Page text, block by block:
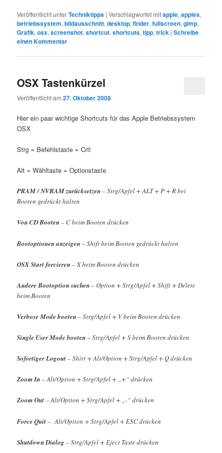
Veröffentlicht unterTechniktipps |Verschlagwortet mitapple,apples,
betriebssystem,bildausschnitt,desktop,finder,fullscreen,gimp,
Grafik,osx,screenshot,shortcut,shortcuts,tipp,trick |Schreibe
einen Kommentar
OSX Tastenkürzel
Veröffentlicht am27. Oktober 2008
Hier ein paar wichtige Shortcuts für das Apple Betriebssystem
OSX
Strg = Befehlstaste = Crtl
Alt = Wähltaste = Optionstaste
PRAM / NVRAM zurücksetzen– Strg/Apfel + ALT + P + R bei
Booten gedrückt halten
Von CD Booten– C beim Booten drücken
Bootoptionen anzeigen– Shift beim Booten gedrückt halten
OSX Start forcieren– X beim Booten drücken
Andere Bootoption suchen– Option + Strg/Apfel + Shift + Delete
beim Booten
Verbose Mode booten– Strg/Apfel + V beim Booten drücken
Single User Mode booten– Strg/Apfel + S beim Booten drücken
Sofortiger Logout– Shirt + Alt/Option + Strg/Apfel + Q drücken
Zoom In– Alt/Option + Strg/Apfel + „+“ drücken
Zoom Out– Alt/Option + Strg/Apfel + „-“ drücken
Force Quit– Alt/Option + Strg/Apfel + ESC drücken
Shutdown Dialog– Strg/Apfel + Eject Taste drücken